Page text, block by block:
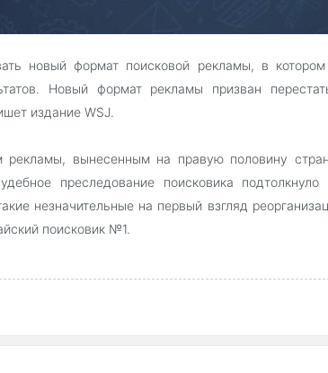
новый формат поисковой рекламы, в
Новый формат рекламы призван
издание WSJ.
рекламы, вынесенным на правую половину
преследование поисковика подтолкнуло
незначительные на первый взгляд
поисковик №1.